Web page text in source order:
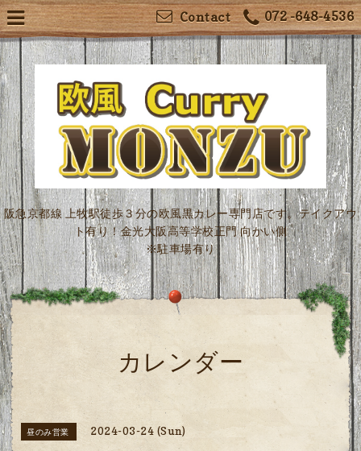
072 -648-4536
Contact
阪急京都線 上牧駅徒歩３分の欧風黒カレー専門店です。テイクアウ
ト有り！金光大阪高等学校正門 向かい側
※駐車場有り
カレンダー
昼のみ営業 2024-03-24 (Sun)